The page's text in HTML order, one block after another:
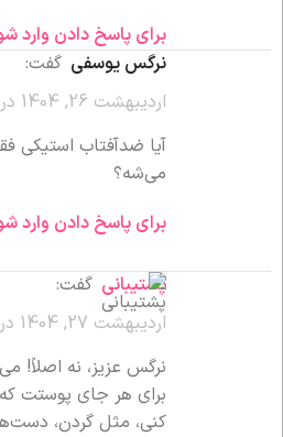
برای پاسخ دادن وارد
نرگس یوسفی گفت:
اردیبهشت 26, 1404 در 11:56 ب.ظ
آیا ضدآفتاب استیکی
می‌شه؟
برای پاسخ دادن وارد
پشتیبانی گفت:
اردیبهشت 27, 1404 در 12:05 ق.ظ
نرگس عزیز، نه اصلاً!
برای هر جای پوستت
کنی، مثل گردن،